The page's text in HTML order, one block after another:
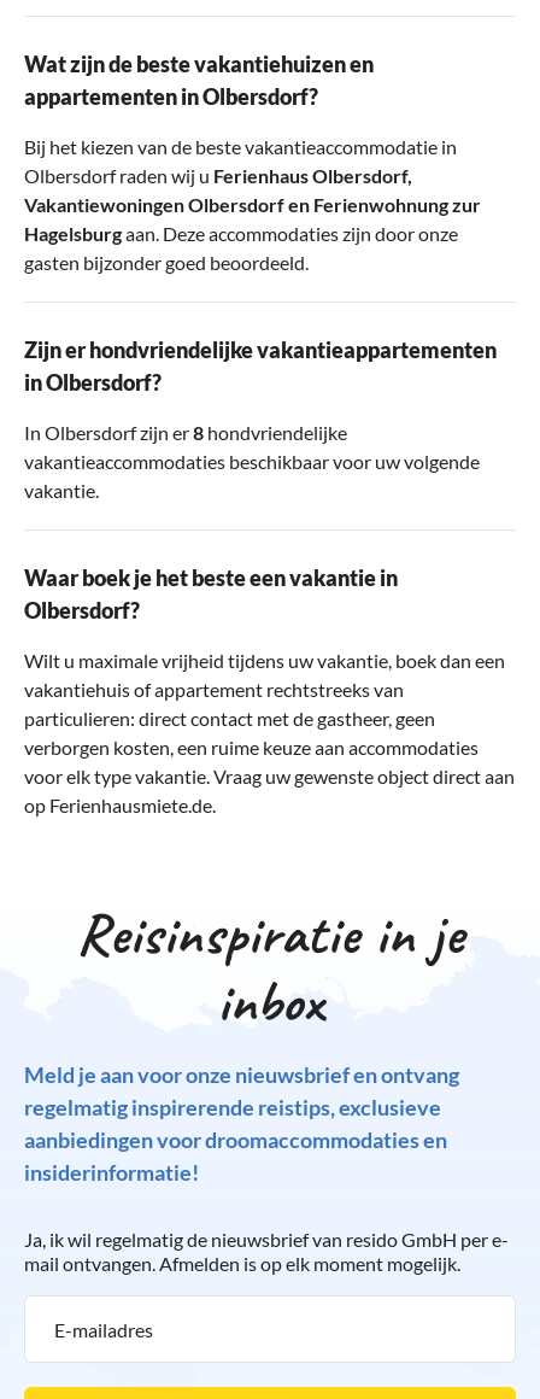
Wat zijn de beste vakantiehuizen en
appartementen in Olbersdorf?
Bij het kiezen van de beste vakantieaccommodatie in
Olbersdorf raden wij u Ferienhaus Olbersdorf,
Vakantiewoningen Olbersdorfen Ferienwohnung zur
Hagelsburgaan. Deze accommodaties zijn door onze
gasten bijzonder goed beoordeeld.
Zijn er hondvriendelijke vakantieappartementen
in Olbersdorf?
In Olbersdorf zijn er8 hondvriendelijke
vakantieaccommodaties beschikbaar voor uw volgende
vakantie.
Waar boek je het beste een vakantie in
Olbersdorf?
Wilt u maximale vrijheid tijdens uw vakantie, boek dan een
vakantiehuis of appartement rechtstreeks van
particulieren: direct contact met de gastheer, geen
verborgen kosten, een ruime keuze aan accommodaties
voor elk type vakantie. Vraag uw gewenste object direct aan
op Ferienhausmiete.de.
Reisinspiratie in je
inbox
Meld je aan voor onze nieuwsbrief en ontvang
regelmatig inspirerende reistips, exclusieve
aanbiedingen voor droomaccommodaties en
insiderinformatie!
Ja, ik wil regelmatig de nieuwsbrief van resido GmbH per e-
mail ontvangen. Afmelden is op elk moment mogelijk.